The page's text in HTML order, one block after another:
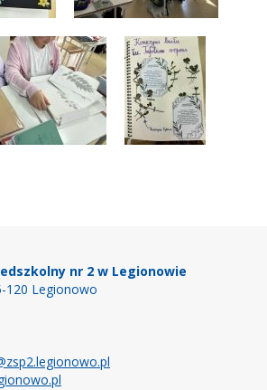
nr 2 w Legionowie
120 Legionowo